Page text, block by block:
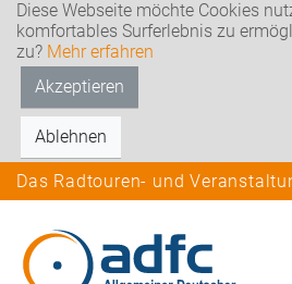
Diese Webseite möchte Cookies
komfortables Surferlebnis zu
zu? Mehr erfahren
Akzeptieren
Ablehnen
Das Radtouren- und